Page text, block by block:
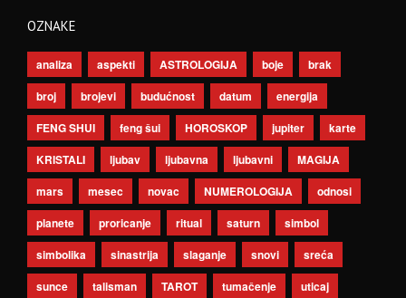
OZNAKE
analiza aspekti ASTROLOGIJA boje
brak
broj
brojevi budućnost datum
energija
FENG SHUI
feng šui HOROSKOP jupiter
karte
KRISTALI
ljubav ljubavna ljubavni
MAGIJA
mars
mesec novac NUMEROLOGIJA
odnosi
planete
proricanje ritual saturn
simbol
simbolika
sinastrija slaganje snovi
sreća
sunce
talisman TAROT tumačenje
uticaj